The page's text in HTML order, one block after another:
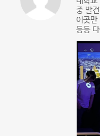
중 발
이곳
등등